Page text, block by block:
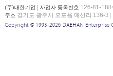
(주)대한기업 | 사업자 등록번호 126-81-
주소 경기도 광주시 오포읍 매산리 136-3 |
Copyright © 1995-2026 DAEHAN Enterprise